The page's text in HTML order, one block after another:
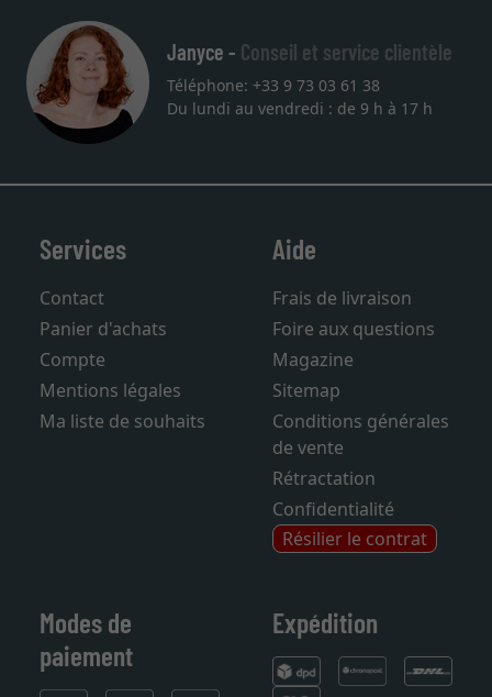
Janyce - Conseil et service clientèle
Téléphone: +33 9 73 03 61 38
Du lundi au vendredi : de 9 h à 17 h
Services
Contact
Panier d'achats
Compte
Mentions légales
Ma liste de souhaits
Aide
Frais de livraison
Foire aux questions
Magazine
Sitemap
Conditions générales
de vente
Rétractation
Confidentialité
Résilier le contrat
Modes de
paiement
Expédition